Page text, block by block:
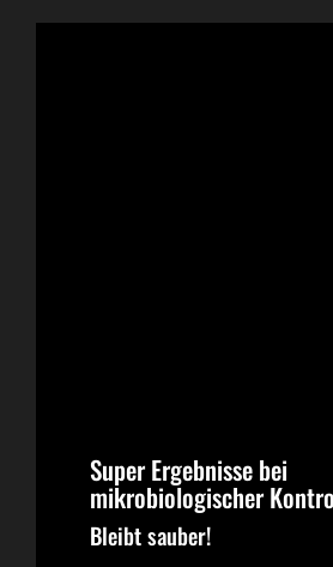
Super Ergebnisse bei
mikrobiologischer
Bleibt sauber!